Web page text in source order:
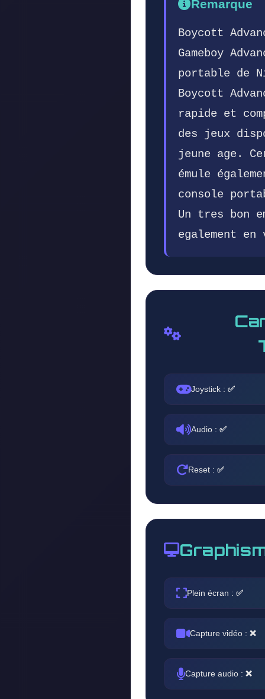
Remarque
Boycott
Gameboy
portable de
Boycott
rapide et
des jeux
jeune age.
émule
console
Un tres bon
egalement en
Joystick : ✅
Audio : ✅
Reset : ✅
Plein écran : ✅
Capture vidéo : ❌
Capture audio : ❌